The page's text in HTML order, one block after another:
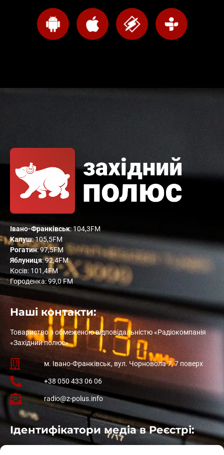
Івано-Франківськ: 104,3FM
Калуш: 105,5FM
Рогатин: 97,5FM
Яблуниця: 92,4FM
Косів: 101,4FM
Городенка: 99,0 FM
Наші контакти:
Товариство з обмеженою відповідальністю «Радіокомпанія
«Західний полюс»
м. Івано-Франківськ, вул. Чорновола 7, 7 поверх
+38 050 433 06 06
radio@z-polus.info
Ідентифікатори медіа в Реєстрі: